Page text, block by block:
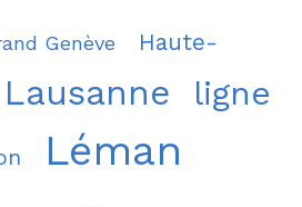
Genève Haute-
Lausanne
ligne
Léman